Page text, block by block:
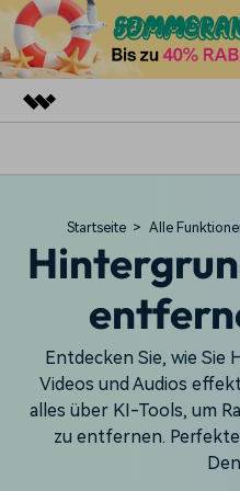
Dienstprogramme
Überblick
Lösungen
Über uns
Presseraum
Shop
Plattformen
Video/Foto
Audio
Text
Lösungen
Soziale Medien
Marketing & Business
Ressourcen
Hilfe-Center
Startseite > Alle
Entdecken Sie, wie Sie
Videos und Audios
alles über KI-Tools, um
zu entfernen.